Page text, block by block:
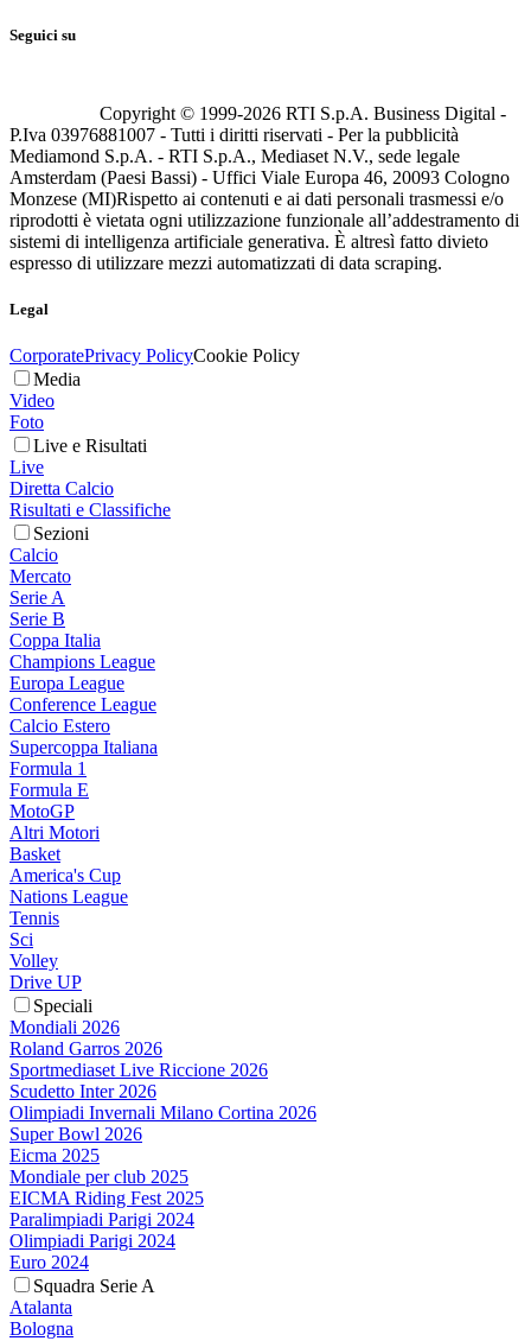
Seguici su
Copyright © 1999-2026 RTI S.p.A. Business Digital -
P.Iva 03976881007 - Tutti i diritti riservati - Per la pubblicità
Mediamond S.p.A. - RTI S.p.A., Mediaset N.V., sede legale
Amsterdam (Paesi Bassi) - Uffici Viale Europa 46, 20093 Cologno
Monzese (MI)Rispetto ai contenuti e ai dati personali trasmessi e/o
riprodotti è vietata ogni utilizzazione funzionale all’addestramento di
sistemi di intelligenza artificiale generativa. È altresì fatto divieto
espresso di utilizzare mezzi automatizzati di data scraping.
Legal
CorporatePrivacy PolicyCookie Policy
Media
Video
Foto
Live e Risultati
Live
Diretta Calcio
Risultati e Classifiche
Sezioni
Calcio
Mercato
Serie A
Serie B
Coppa Italia
Champions League
Europa League
Conference League
Calcio Estero
Supercoppa Italiana
Formula 1
Formula E
MotoGP
Altri Motori
Basket
America's Cup
Nations League
Tennis
Sci
Volley
Drive UP
Speciali
Mondiali 2026
Roland Garros 2026
Sportmediaset Live Riccione 2026
Scudetto Inter 2026
Olimpiadi Invernali Milano Cortina 2026
Super Bowl 2026
Eicma 2025
Mondiale per club 2025
EICMA Riding Fest 2025
Paralimpiadi Parigi 2024
Olimpiadi Parigi 2024
Euro 2024
Squadra Serie A
Atalanta
Bologna